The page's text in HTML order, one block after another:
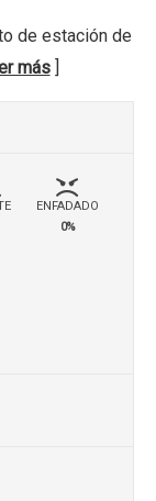
de estación de
más]
ENFADADO
0%